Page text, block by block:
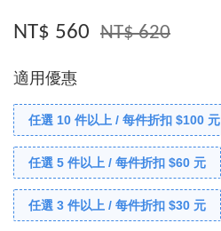
NT$ 560 NT$ 620
適用優惠
任選 10 件以上 / 每件折扣 $100 元
任選 5 件以上 / 每件折扣 $60 元
任選 3 件以上 / 每件折扣 $30 元